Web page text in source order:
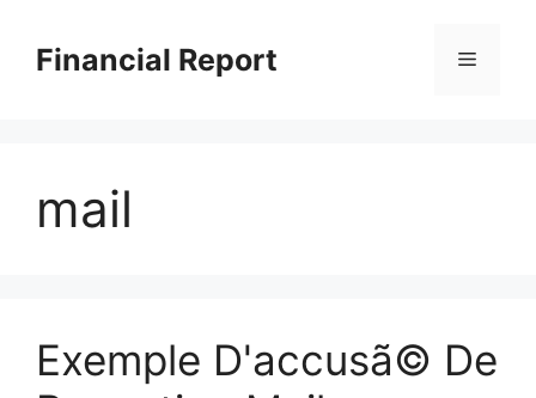
contentFinancial Report Menu
mail
Exemple D'accusã© De